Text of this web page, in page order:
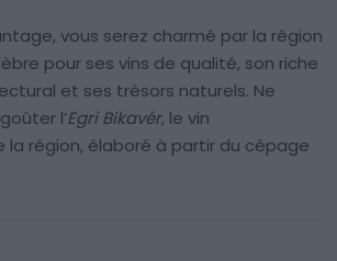
vous serez charmé par la région
pour ses vins de qualité, son riche
et ses trésors naturels. Ne
l’Egri Bikavér, le vin
région, élaboré à partir du cépage